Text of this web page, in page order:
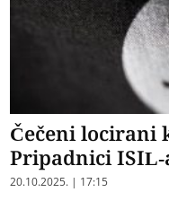
Čečeni locirani
Pripadnici
20.10.2025. | 17:15